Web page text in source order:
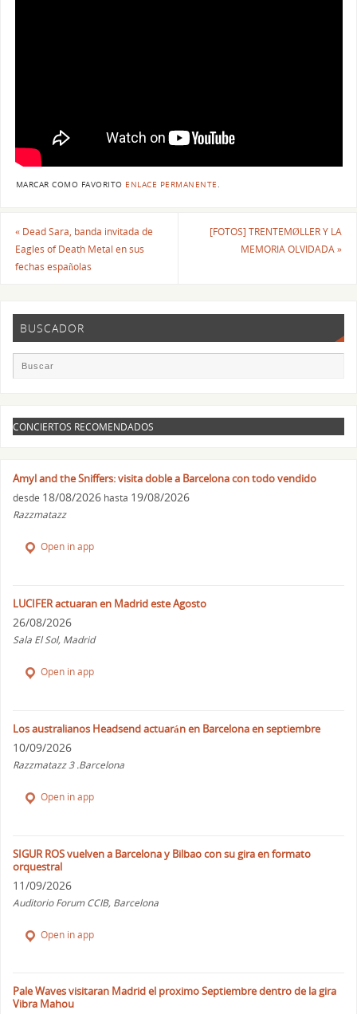
MARCAR COMO FAVORITO ENLACE PERMANENTE.
«Dead Sara, banda invitada de
Eagles of Death Metal en sus
fechas españolas
[FOTOS] TRENTEMØLLER Y LA
MEMORIA OLVIDADA»
BUSCADOR
CONCIERTOS RECOMENDADOS
Amyl and the Sniffers: visita doble a Barcelona con todo vendido
desde 18/08/2026 hasta 19/08/2026
Razzmatazz
Open in app
LUCIFER actuaran en Madrid este Agosto
26/08/2026
Sala El Sol, Madrid
Open in app
Los australianos Headsend actuarán en Barcelona en septiembre
10/09/2026
Razzmatazz 3 .Barcelona
Open in app
SIGUR ROS vuelven a Barcelona y Bilbao con su gira en formato
orquestral
11/09/2026
Auditorio Forum CCIB, Barcelona
Open in app
Pale Waves visitaran Madrid el proximo Septiembre dentro de la gira
Vibra Mahou